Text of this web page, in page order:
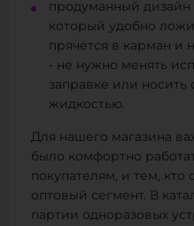
продуманный дизайн
который удобно
прячется в карман и
- не нужно менять
заправке или
жидкостью.
Для нашего магазина
было комфортно
покупателям, и тем, кто
оптовый сегмент. В
партии одноразовых